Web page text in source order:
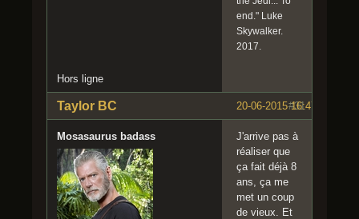
end." Luke
Skywalker.
2017.
Hors ligne
#31
20-06-2015 16:47:42
Taylor BC
Mosasaurus badass
J'arrive pas à
réaliser que
ça fait déjà 8
ans, ça me
met un coup
de vieux. Et